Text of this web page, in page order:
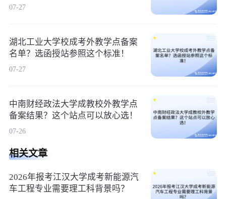
07-27
湖北工业大学校成考外教学点备案
名单？选函授站参照这个标准！
07-27
中南财经政法大学成教校外教学点
备案结果？这个站点可以放心选！
07-26
相关文章
2026年报考江汉大学成考新能源汽
车工程专业需要理工科背景吗？